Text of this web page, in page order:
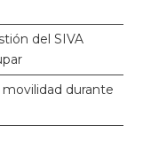
e
del SIVA
movilidad durante